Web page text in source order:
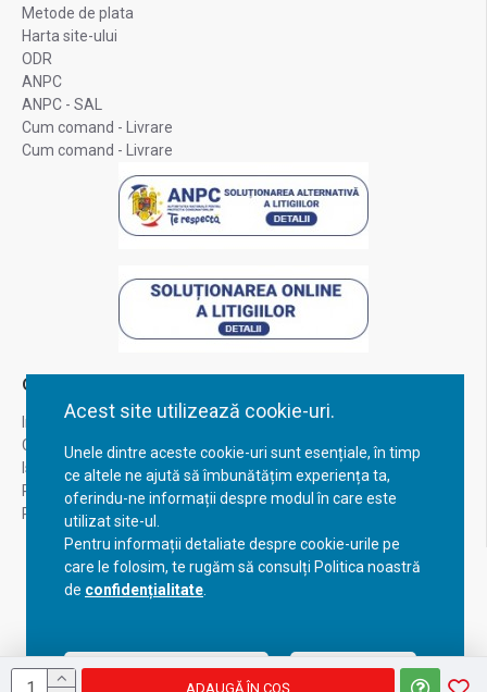
Acest site utilizează cookie-uri.
Unele dintre aceste cookie-uri sunt esențiale, în timp
ce altele ne ajută să îmbunătățim experiența ta,
oferindu-ne informații despre modul în care este
utilizat site-ul.
Pentru informații detaliate despre cookie-urile pe
care le folosim, te rugăm să consulți Politica noastră
de confidențialitate
Acceptă setările curente Configurează
ADAUGĂ ÎN COŞ
Metode de plata
Harta site-ului
ODR
ANPC
ANPC - SAL
Cum comand - Livrare
Cum comand - Livrare
Contul Meu
Inregistrare
Contul meu
Istoric comenzi
Recuperare parola
Returnare produs